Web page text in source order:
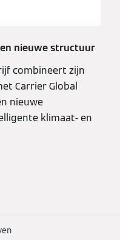
nieuwe structuur
combineert zijn
Carrier Global
nieuwe
klimaat- en